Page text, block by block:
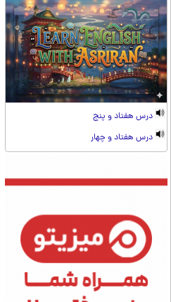
درس هفتاد و پنج
درس هفتاد و چهار